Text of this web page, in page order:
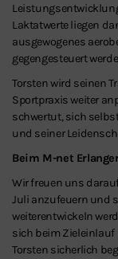
Laktatwerte liegen
ausgewogenes
gegengesteuert
Torsten wird seinen
Sportpraxis weiter
schwertut, sich
und seiner
Beim M-net
Wir freuen uns
Juli anzufeuern und
weiterentwickeln
sich beim
Torsten sicherlich